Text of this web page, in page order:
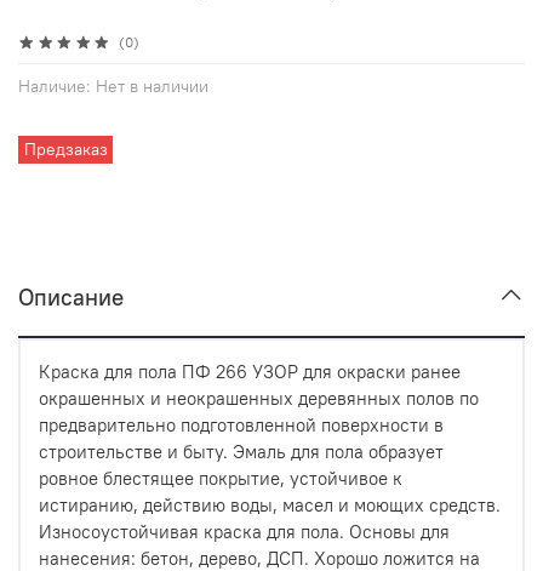
(0)
Наличие: Нет в наличии
Предзаказ
Описание
Краска для пола ПФ 266 УЗОР для окраски ранее
окрашенных и неокрашенных деревянных полов по
предварительно подготовленной поверхности в
строительстве и быту. Эмаль для пола образует
ровное блестящее покрытие, устойчивое к
истиранию, действию воды, масел и моющих средств.
Износоустойчивая краска для пола. Основы для
нанесения: бетон, дерево, ДСП. Хорошо ложится на